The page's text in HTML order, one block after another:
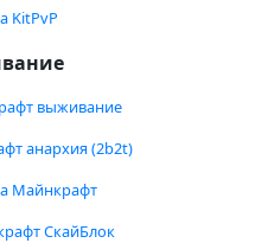
KitPvP
выживание
анархия (2b2t)
Майнкрафт
СкайБлок